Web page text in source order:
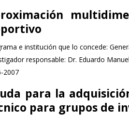
e institución que lo concede:
responsable: Dr. Eduardo
2007
para la
para grupos de